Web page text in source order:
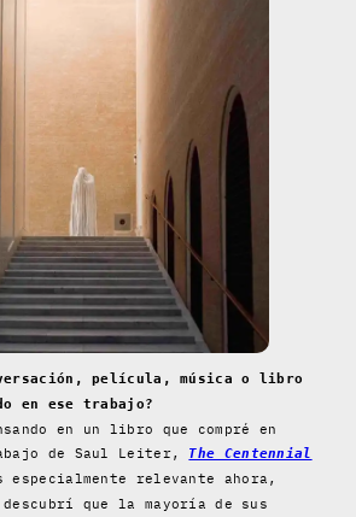
película, música o libro
en ese trabajo?
en un libro que compré en
de Saul Leiter, The Centennial
especialmente relevante ahora,
que la mayoría de sus